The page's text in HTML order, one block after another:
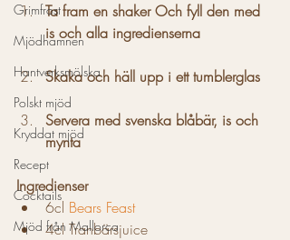
Grimfrost
Mjödhamnen
Hantverksmölska
Polskt mjöd
Kryddat mjöd
Recept
Cocktails
Mjöd från Mallorca
Ta fram en shaker Och fyll den med
is och alla ingredienserna
Skaka och häll upp i ett tumblerglas
Servera med svenska blåbär, is och
mynta
Ingredienser
6cl Bears Feast
4cl Tranbärsjuice